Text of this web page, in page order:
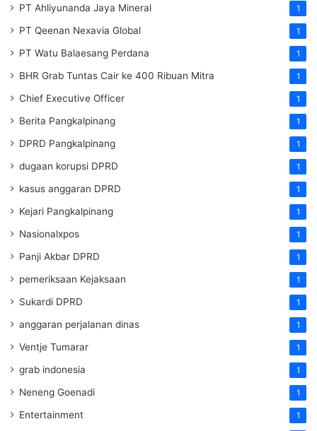
PT Ahliyunanda Jaya Mineral 1
PT Qeenan Nexavia Global 1
PT Watu Balaesang Perdana 1
BHR Grab Tuntas Cair ke 400 Ribuan Mitra 1
Chief Executive Officer 1
Berita Pangkalpinang 1
DPRD Pangkalpinang 1
dugaan korupsi DPRD 1
kasus anggaran DPRD 1
Kejari Pangkalpinang 1
Nasionalxpos 1
Panji Akbar DPRD 1
pemeriksaan Kejaksaan 1
Sukardi DPRD 1
anggaran perjalanan dinas 1
Ventje Tumarar 1
grab indonesia 1
Neneng Goenadi 1
Entertainment 1